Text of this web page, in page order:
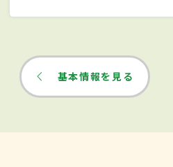
基本情報を見る